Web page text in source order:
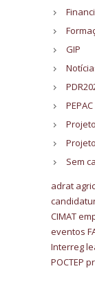
GIP
PEPAC
Sem
adrat
CIMAT
eventos
Interreg
POCTEP